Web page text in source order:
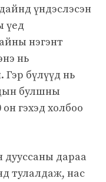
үндэслэсэн
үед
нэгэнт
нь
Гэр бүлүүд нь
булшны
гэхэд холбоо
дууссаны дараа
тулалдаж, нас